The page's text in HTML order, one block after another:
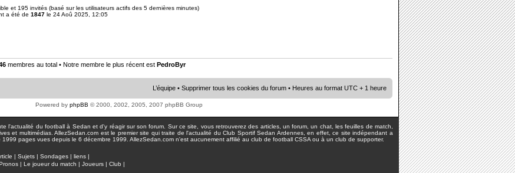
et 195 invités (basé sur les utilisateurs actifs des 5 dernières minutes)
a été de 1847 le 24 Aoû 2025, 12:05
membres au total • Notre membre le plus récent est PedroByr
L’équipe • Supprimer tous les cookies du forum • Heures au format UTC + 1 heure
Powered by phpBB © 2000, 2002, 2005, 2007 phpBB Group
l'actualité du football à Sedan et d'y réagir sur son forum. Sur ce site, vous retrouverez des articles, un forum, un chat, les feuilles de match,
et multimédias. AllezSedan.com est le premier site qui traite de l'actualité du Club Sportif Sedan Ardennes, en effet, ce site indépendant a
pages vues depuis le 6 décembre 1999. AllezSedan.com n'est aucunement affilié au club de football CSSA ou à un club de supporter.
| Sujets | Sondages | liens |
| Le joueur du match | Joueurs | Club |